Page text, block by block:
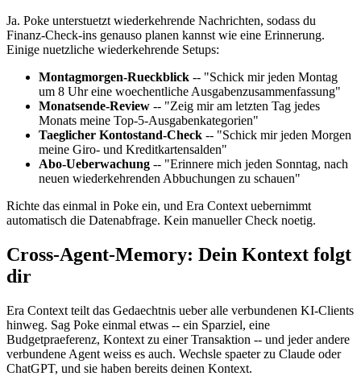
Ja. Poke unterstuetzt wiederkehrende Nachrichten, sodass du
Finanz-Check-ins genauso planen kannst wie eine Erinnerung.
Einige nuetzliche wiederkehrende Setups:
Montagmorgen-Rueckblick -- "Schick mir jeden Montag
um 8 Uhr eine woechentliche Ausgabenzusammenfassung"
Monatsende-Review -- "Zeig mir am letzten Tag jedes
Monats meine Top-5-Ausgabenkategorien"
Taeglicher Kontostand-Check -- "Schick mir jeden Morgen
meine Giro- und Kreditkartensalden"
Abo-Ueberwachung -- "Erinnere mich jeden Sonntag, nach
neuen wiederkehrenden Abbuchungen zu schauen"
Richte das einmal in Poke ein, und Era Context uebernimmt
automatisch die Datenabfrage. Kein manueller Check noetig.
Cross-Agent-Memory: Dein Kontext folgt
dir
Era Context teilt das Gedaechtnis ueber alle verbundenen KI-Clients
hinweg. Sag Poke einmal etwas -- ein Sparziel, eine
Budgetpraeferenz, Kontext zu einer Transaktion -- und jeder andere
verbundene Agent weiss es auch. Wechsle spaeter zu Claude oder
ChatGPT, und sie haben bereits deinen Kontext.